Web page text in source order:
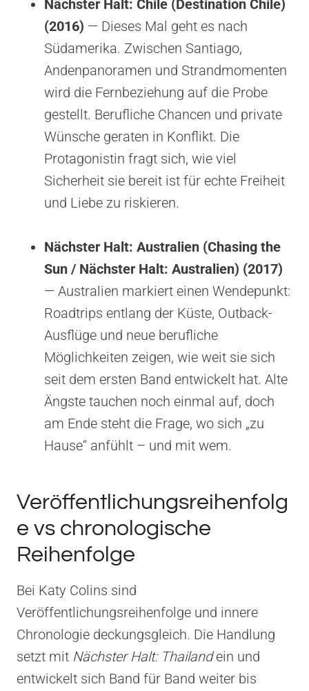
Nächster Halt: Chile (Destination Chile)
(2016) — Dieses Mal geht es nach
Südamerika. Zwischen Santiago,
Andenpanoramen und Strandmomenten
wird die Fernbeziehung auf die Probe
gestellt. Berufliche Chancen und private
Wünsche geraten in Konflikt. Die
Protagonistin fragt sich, wie viel
Sicherheit sie bereit ist für echte Freiheit
und Liebe zu riskieren.
Nächster Halt: Australien (Chasing the
Sun / Nächster Halt: Australien) (2017)
— Australien markiert einen Wendepunkt:
Roadtrips entlang der Küste, Outback-
Ausflüge und neue berufliche
Möglichkeiten zeigen, wie weit sie sich
seit dem ersten Band entwickelt hat. Alte
Ängste tauchen noch einmal auf, doch
am Ende steht die Frage, wo sich „zu
Hause“ anfühlt – und mit wem.
Veröffentlichungsreihenfolg
e vs chronologische
Reihenfolge
Bei Katy Colins sind
Veröffentlichungsreihenfolge und innere
Chronologie deckungsgleich. Die Handlung
setzt mit Nächster Halt: Thailandein und
entwickelt sich Band für Band weiter bis